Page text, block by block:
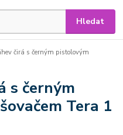
Hledat
čirá s černým pistolovým
s černým
Tera 1